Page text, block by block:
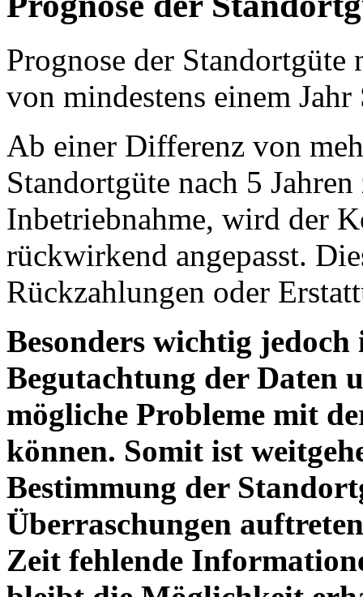
Prognose der Standortgüte
von mindestens einem
Ab einer Differenz von
Standortgüte nach 5
Inbetriebnahme, wird der
rückwirkend angepasst.
Rückzahlungen oder
Besonders wichtig
Begutachtung der Daten
mögliche Probleme mit
können. Somit ist
Bestimmung der
Überraschungen
Zeit fehlende